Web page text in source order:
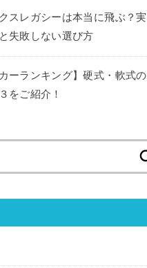
スレガシーは本当に飛ぶ？実
失敗しない選び方
ーランキング】硬式・軟式の
をご紹介！